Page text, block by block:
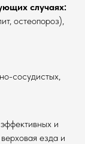
случаях:
остеопороз),
сосудистых,
и
езда и